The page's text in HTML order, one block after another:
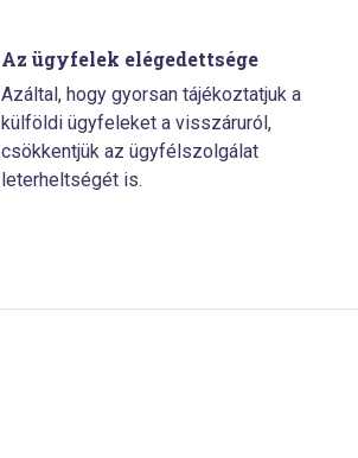
Az ügyfelek elégedettsége
Azáltal, hogy gyorsan tájékoztatjuk a
külföldi ügyfeleket a visszáruról,
csökkentjük az ügyfélszolgálat
leterheltségét is.